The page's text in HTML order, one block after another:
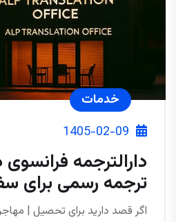
خدمات
1405-02-09
دارالترجمه
ترجمه رسمی برای
اگر قصد دارید برای تحصیل |